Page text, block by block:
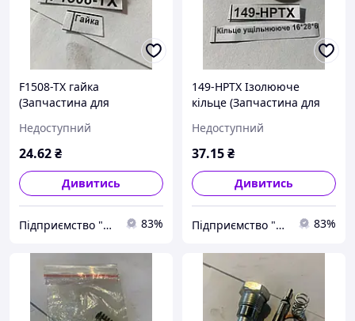
F1508-TX гайка
(Запчастина для
HP-20, HP-25, HP-30, TX-20,
TX-25, TX-30)
Недоступний
24.62₴
Дивитись
Підприємство "Стандарт" 83%
149-HPTX Ізолююче
кільце (Запчастина для
HP-20, HP-25, HP-30, TX-20,
TX-25, TX-30)
Недоступний
37.15₴
Дивитись
Підприємство "Стандарт" 83%